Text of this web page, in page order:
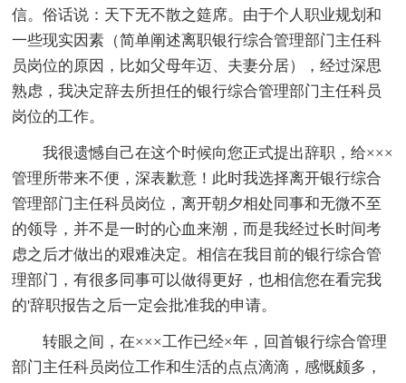
信。俗话说：天下无不散之筵席。由于个人职业规划和
一些现实因素（简单阐述离职银行综合管理部门主任科
员岗位的原因，比如父母年迈、夫妻分居），经过深思
熟虑，我决定辞去所担任的银行综合管理部门主任科员
岗位的工作。
我很遗憾自己在这个时候向您正式提出辞职，给×××
管理所带来不便，深表歉意！此时我选择离开银行综合
管理部门主任科员岗位，离开朝夕相处同事和无微不至
的领导，并不是一时的心血来潮，而是我经过长时间考
虑之后才做出的艰难决定。相信在我目前的银行综合管
理部门，有很多同事可以做得更好，也相信您在看完我
的'辞职报告之后一定会批准我的申请。
转眼之间，在×××工作已经×年，回首银行综合管理
部门主任科员岗位工作和生活的点点滴滴，感慨颇多，